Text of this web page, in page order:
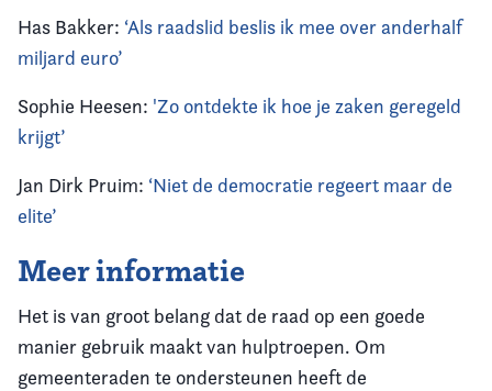
Has Bakker: ‘Als raadslid beslis ik mee over anderhalf
miljard euro’
Sophie Heesen: 'Zo ontdekte ik hoe je zaken geregeld
krijgt’
Jan Dirk Pruim: ‘Niet de democratie regeert maar de
elite’
Meer informatie
Het is van groot belang dat de raad op een goede
manier gebruik maakt van hulptroepen. Om
gemeenteraden te ondersteunen heeft de